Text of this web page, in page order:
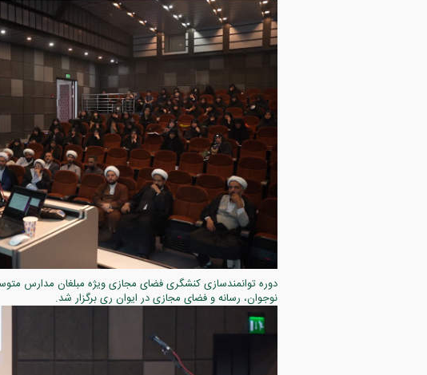
دوره توانمندسازی کنشگری فضای مجازی ویژه مبلغان مدارس
نوجوان، رسانه و فضای مجازی در ایوان ری برگزار شد.